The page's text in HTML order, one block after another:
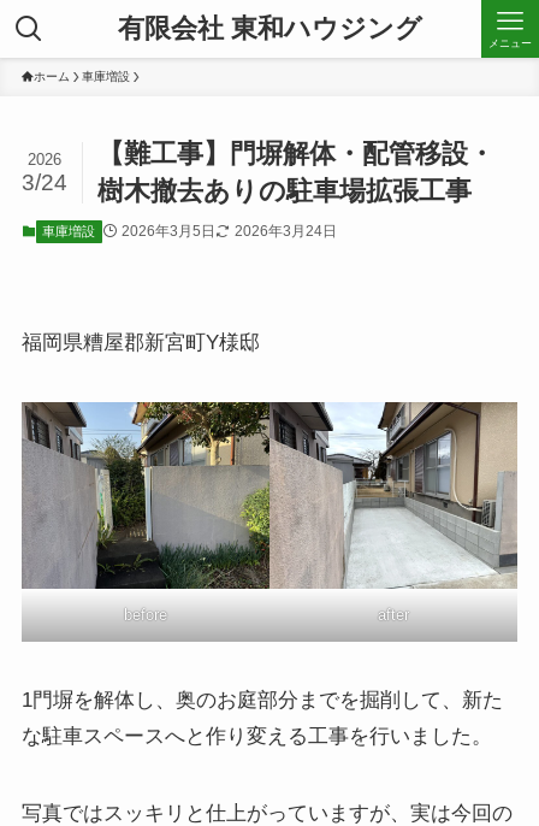
有限会社 東和ハウジング メニュー
ホーム 車庫増設
【難工事】門塀解体・配管移設・
樹木撤去ありの駐車場拡張工事
2026
3/24
車庫増設 2026年3月5日 2026年3月24日
福岡県糟屋郡新宮町Y様邸
before after
1門塀を解体し、奥のお庭部分までを掘削して、新た
な駐車スペースへと作り変える工事を行いました。
写真ではスッキリと仕上がっていますが、実は今回の